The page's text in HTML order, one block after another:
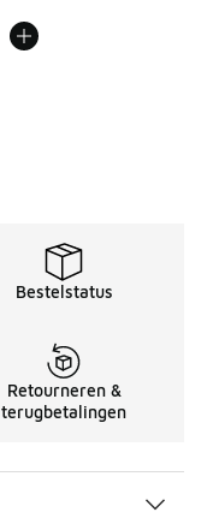
Bestelstatus
Retourneren &
terugbetalingen